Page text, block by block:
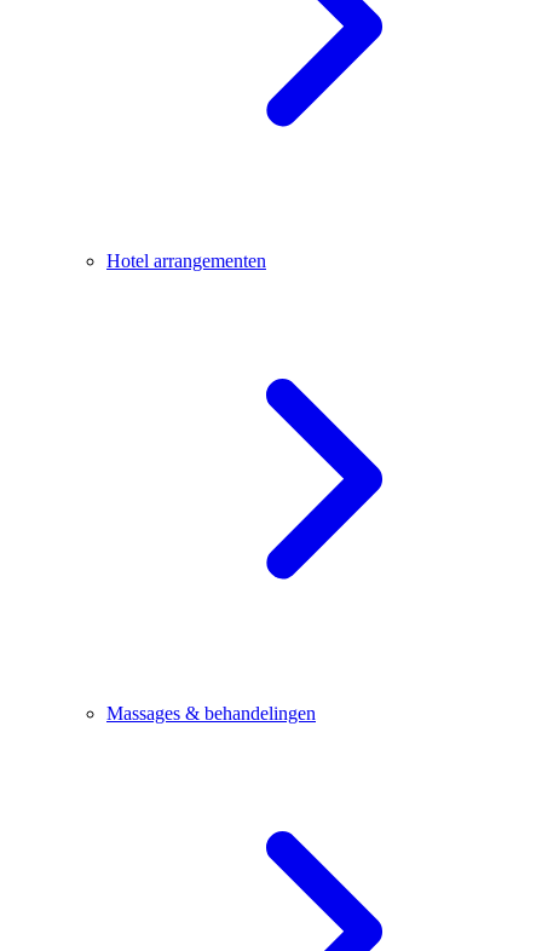
Hotel arrangementen
Massages & behandelingen